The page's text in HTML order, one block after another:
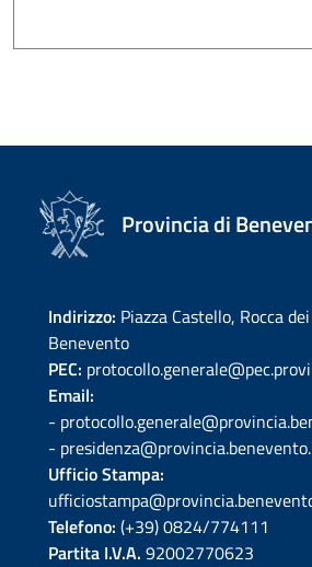
Provincia di
Indirizzo: Piazza Castello, Rocca
Benevento
PEC:
Email:
-
-
Ufficio Stampa:
Telefono: (+39) 0824/774111
Partita I.V.A. 92002770623